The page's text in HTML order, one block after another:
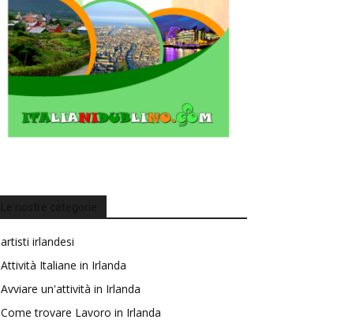
artisti irlandesi
Attività Italiane in Irlanda
Avviare un'attività in Irlanda
Come trovare Lavoro in Irlanda